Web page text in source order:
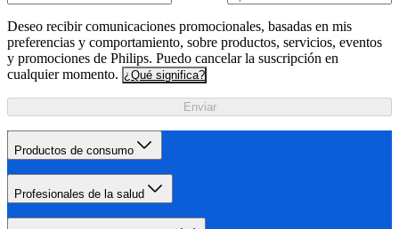
Deseo recibir comunicaciones promocionales, basadas en mis
preferencias y comportamiento, sobre productos, servicios, eventos
y promociones de Philips. Puedo cancelar la suscripción en
cualquier momento. ¿Qué significa?
Enviar
Productos de consumo
Profesionales de la salud